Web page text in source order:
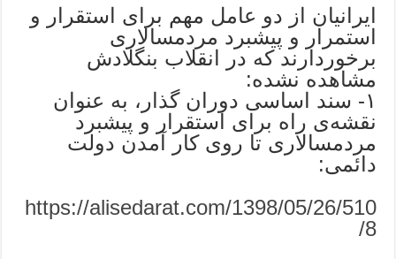
ایرانیان از دو عامل مهم برای استقرار و
استمرار و پیشبرد مردمسالاری
برخوردارند که در انقلاب بنگلادش
مشاهده نشده:
۱- سند اساسی دوران گذار، به عنوان
نقشه‌ی راه برای استقرار و پیشبرد
مردمسالاری تا روی کار آمدن دولت
دائمی:
https://alisedarat.com/1398/05/26/510
8/